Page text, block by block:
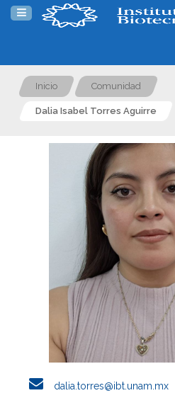
Inicio Comunidad
Dalia Isabel Torres Aguirre
dalia.torres@ibt.unam.mx